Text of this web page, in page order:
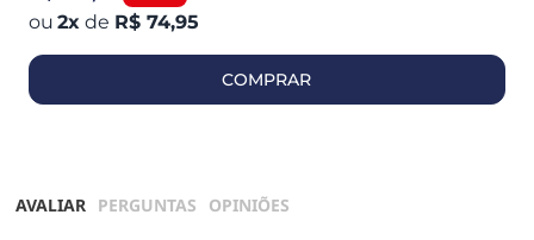
2x de R$ 74,95
COMPRAR
AVALIAR PERGUNTAS OPINIÕES